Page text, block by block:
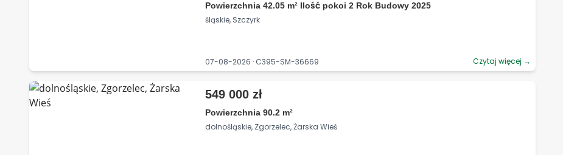
Powierzchnia 42.05 m² Ilość pokoi 2 Rok Budowy 2025
śląskie, Szczyrk
07-08-2026 · C395-SM-36669 Czytaj więcej →
549 000 zł
Powierzchnia 90.2 m²
dolnośląskie, Zgorzelec, Żarska Wieś